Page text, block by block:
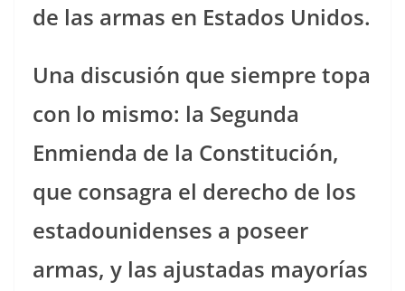
de las armas en Estados Unidos.
Una discusión que siempre topa
con lo mismo: la Segunda
Enmienda de la Constitución,
que consagra el derecho de los
estadounidenses a poseer
armas, y las ajustadas mayorías